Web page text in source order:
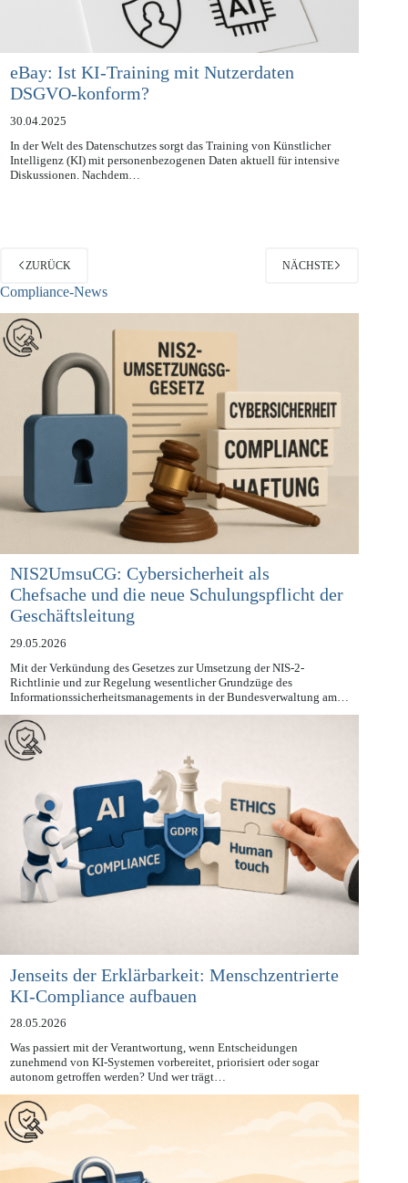
eBay: Ist KI-Training mit Nutzerdaten
DSGVO-konform?
30.04.2025
In der Welt des Datenschutzes sorgt das Training von Künstlicher
Intelligenz (KI) mit personenbezogenen Daten aktuell für intensive
ZURÜCK
Compliance-News
NIS2UmsuCG: Cybersicherheit als
Chefsache und die neue Schulungspflicht der
Geschäftsleitung
29.05.2026
Mit der Verkündung des Gesetzes zur Umsetzung der NIS-2-
Richtlinie und zur Regelung wesentlicher Grundzüge des
Informationssicherheitsmanagements in der Bundesverwaltung am…
Jenseits der Erklärbarkeit: Menschzentrierte
KI-Compliance aufbauen
28.05.2026
Was passiert mit der Verantwortung, wenn Entscheidungen
zunehmend von KI-Systemen vorbereitet, priorisiert oder sogar
autonom getroffen werden? Und wer trägt…